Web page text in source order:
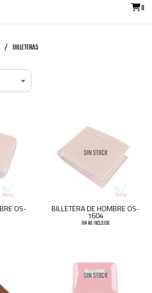
0
BILLETERAS
OS-
SIN STOCK
BILLETERA DE HOMBRE OS-
1604
IVA NO INCLUIDO
SIN STOCK